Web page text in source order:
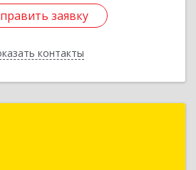
заявку
контакты
заявку
Назад
обл, Великие Луки г,